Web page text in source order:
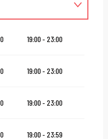
19:00 - 23:00
19:00 - 23:00
19:00 - 23:00
19:00 - 23:59